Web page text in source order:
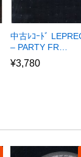
中古ﾚｺｰﾄﾞ
– PARTY FR…
¥3,780